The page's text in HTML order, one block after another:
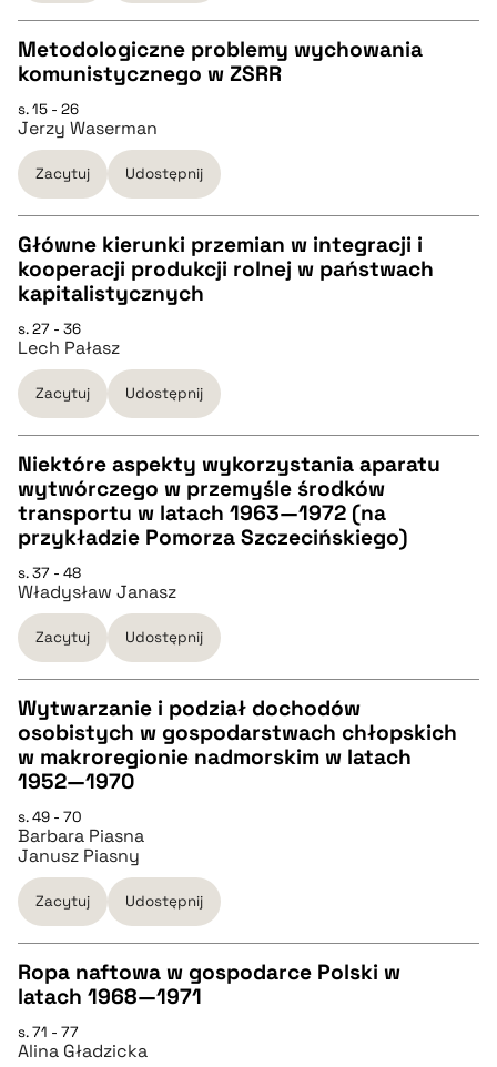
CZYSTY TEKST
pobierz cytat
BIBTEX
pobierz cytat
Metodologiczne problemy wychowania
komunistycznego w ZSRR
s. 15 - 26
Jerzy Waserman
Zacytuj Udostępnij
CZYSTY TEKST
pobierz cytat
BIBTEX
pobierz cytat
Główne kierunki przemian w integracji i
kooperacji produkcji rolnej w państwach
kapitalistycznych
s. 27 - 36
Lech Pałasz
Zacytuj Udostępnij
CZYSTY TEKST
pobierz cytat
BIBTEX
pobierz cytat
Niektóre aspekty wykorzystania aparatu
wytwórczego w przemyśle środków
transportu w latach 1963—1972 (na
przykładzie Pomorza Szczecińskiego)
s. 37 - 48
Władysław Janasz
Zacytuj Udostępnij
CZYSTY TEKST
pobierz cytat
BIBTEX
pobierz cytat
Wytwarzanie i podział dochodów
osobistych w gospodarstwach chłopskich
w makroregionie nadmorskim w latach
1952—1970
s. 49 - 70
Barbara Piasna
Janusz Piasny
Zacytuj Udostępnij
Ropa naftowa w gospodarce Polski w
latach 1968—1971
s. 71 - 77
Alina Gładzicka